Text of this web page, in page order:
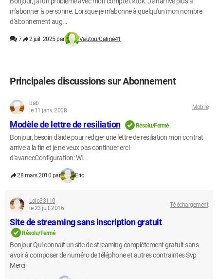
m'abonner à personne. Lorsque je m'abonne à quelqu'un mon nombre
d'abonnement aug...
7 2 juil. 2025 par VautourCalme41
Principales discussions sur Abonnement
bab
le 11 janv. 2008
Mobile
Modèle de lettre de resiliation Résolu/Fermé
Bonjour, besoin d'aide pour rediger une lettre de resiliation mon contrat
arrive a la fin et je ne veux pas continuer erci
d'avanceConfiguration: Wi...
28 mars 2010 par Eric
Lolo33110
le 23 juil. 2016
Téléchargement
Site de streaming sans inscription gratuit
Résolu/Fermé
Bonjour Qui connaît un site de streaming complètement gratuit sans
avoir à composer de numéro de téléphone et autres contraintes Svp
Merci